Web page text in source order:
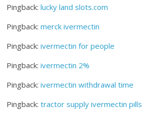
Pingback:lucky land slots.com
Pingback:merck ivermectin
Pingback:ivermectin for people
Pingback:ivermectin 2%
Pingback:ivermectin withdrawal time
Pingback:tractor supply ivermectin pills